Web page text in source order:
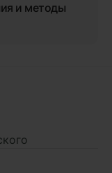
и методы